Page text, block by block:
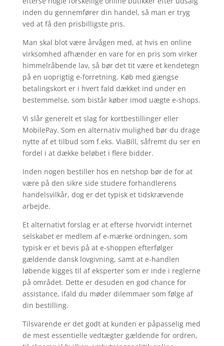
inden du gennemfører din handel, så man er tryg
ved at få den prisbilligste pris.
Man skal blot være årvågen med, at hvis en online
virksomhed afhænder en vare for en pris som virker
himmelråbende lav, så bør det tit være et kendetegn
på en uoprigtig e-forretning. Køb med gængse
betalingskort er i hvert fald dækket ind under en
bestemmelse, som bistår køber imod uægte e-shops.
Vi slår generelt et slag for kortbestillinger eller
MobilePay. Som en alternativ mulighed bør du drage
nytte af et tilbud som f.eks. ViaBill, såfremt du ser en
fordel i at dække beløbet i flere bidder.
Inden nogen bestiller hos en netshop bør de for at
være på den sikre side studere forhandlerens
handelsvilkår, dog er det typisk et tidskrævende
arbejde.
Et alternativt forslag er at efterse hvorvidt internet
selskabet er medlem af e-mærke ordningen, som
typisk er et bevis på at e-shoppen efterfølger
gældende dansk lovgivning, samt at e-handlen
løbende kigges til af eksperter som er inde i reglerne
på området. Dette er desuden en god chance for
assistance, ifald du møder dilemmaer som følge af
din bestilling.
Tilsvarende er det godt at kunden er påpasselig med
de mest essentielle vedtægter gældende for ordren,